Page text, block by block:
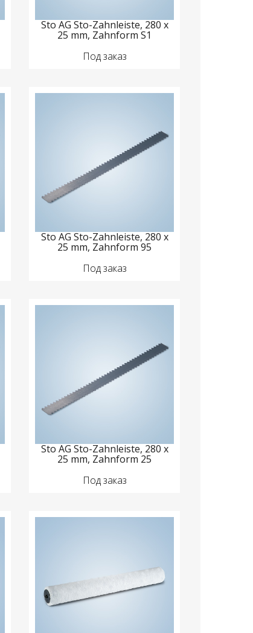
Sto AG Sto-Zahnleiste, 280 x
25 mm, Zahnform S1
Под заказ
Sto AG Sto-Zahnleiste, 280 x
25 mm, Zahnform 95
Под заказ
Sto AG Sto-Zahnleiste, 280 x
25 mm, Zahnform 25
Под заказ